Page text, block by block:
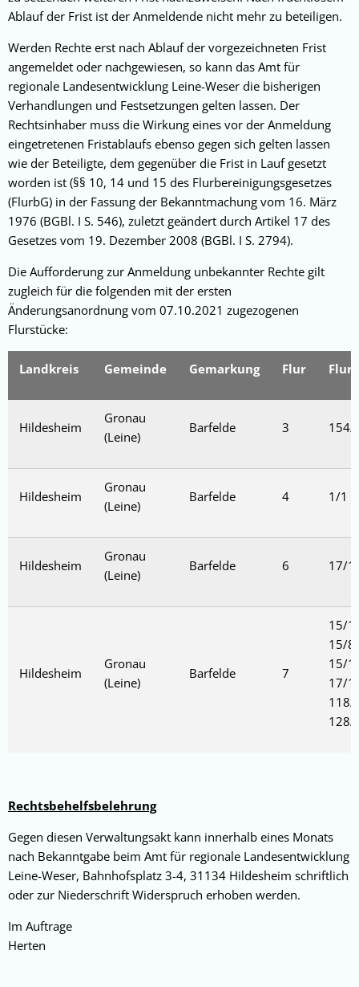
Ablauf der Frist ist der Anmeldende nicht mehr zu beteiligen.
Werden Rechte erst nach Ablauf der vorgezeichneten Frist
angemeldet oder nachgewiesen, so kann das Amt für
regionale Landesentwicklung Leine-Weser die bisherigen
Verhandlungen und Festsetzungen gelten lassen. Der
Rechtsinhaber muss die Wirkung eines vor der Anmeldung
eingetretenen Fristablaufs ebenso gegen sich gelten lassen
wie der Beteiligte, dem gegenüber die Frist in Lauf gesetzt
worden ist (§§ 10, 14 und 15 des Flurbereinigungsgesetzes
(FlurbG) in der Fassung der Bekanntmachung vom 16. März
1976 (BGBl. I S. 546), zuletzt geändert durch Artikel 17 des
Gesetzes vom 19. Dezember 2008 (BGBl. I S. 2794).
Die Aufforderung zur Anmeldung unbekannter Rechte gilt
zugleich für die folgenden mit der ersten
Änderungsanordnung vom 07.10.2021 zugezogenen
Flurstücke:
Landkreis Gemeinde Gemarkung Flur
Hildesheim
Gronau
(Leine)
Barfelde 3 154/
Hildesheim
Gronau
(Leine)
Barfelde 4 1/1
Hildesheim
Gronau
(Leine)
Barfelde 6 17/
Hildesheim
Gronau
(Leine)
Barfelde 7
15/
15/
15/
17/1,
118/
128/
Rechtsbehelfsbelehrung
Gegen diesen Verwaltungsakt kann innerhalb eines Monats
nach Bekanntgabe beim Amt für regionale Landesentwicklung
Leine-Weser, Bahnhofsplatz 3-4, 31134 Hildesheim schriftlich
oder zur Niederschrift Widerspruch erhoben werden.
Im Auftrage
Herten